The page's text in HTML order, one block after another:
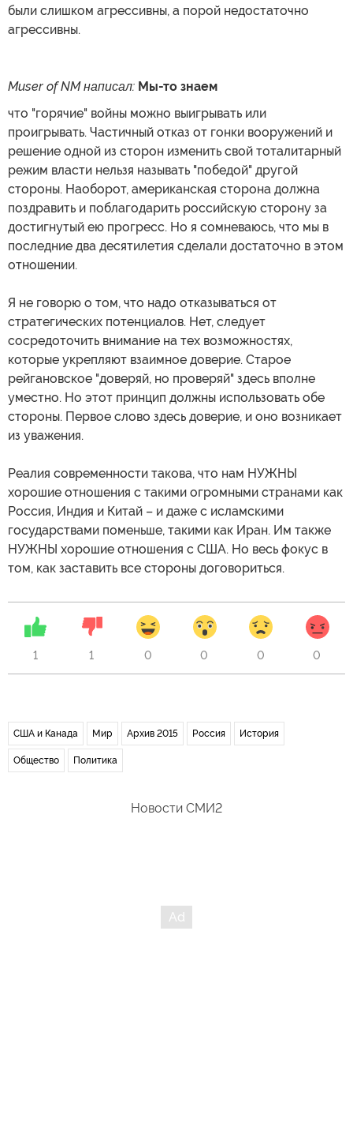
были слишком агрессивны, а порой недостаточно
агрессивны.
Muser of NM написал: Мы-то знаем
что "горячие" войны можно выигрывать или
проигрывать. Частичный отказ от гонки вооружений и
решение одной из сторон изменить свой тоталитарный
режим власти нельзя называть "победой" другой
стороны. Наоборот, американская сторона должна
поздравить и поблагодарить российскую сторону за
достигнутый ею прогресс. Но я сомневаюсь, что мы в
последние два десятилетия сделали достаточно в этом
отношении.
Я не говорю о том, что надо отказываться от
стратегических потенциалов. Нет, следует
сосредоточить внимание на тех возможностях,
которые укрепляют взаимное доверие. Старое
рейгановское "доверяй, но проверяй" здесь вполне
уместно. Но этот принцип должны использовать обе
стороны. Первое слово здесь доверие, и оно возникает
из уважения.
Реалия современности такова, что нам НУЖНЫ
хорошие отношения с такими огромными странами как
Россия, Индия и Китай – и даже с исламскими
государствами поменьше, такими как Иран. Им также
НУЖНЫ хорошие отношения с США. Но весь фокус в
том, как заставить все стороны договориться.
1 1 0 0 0 0
США и Канада Мир Архив 2015 Россия История
Общество Политика
Новости СМИ2